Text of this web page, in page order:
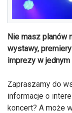
Nie masz planów
wystawy,
imprezy w
Zapraszamy do
informacje o
koncert? A może